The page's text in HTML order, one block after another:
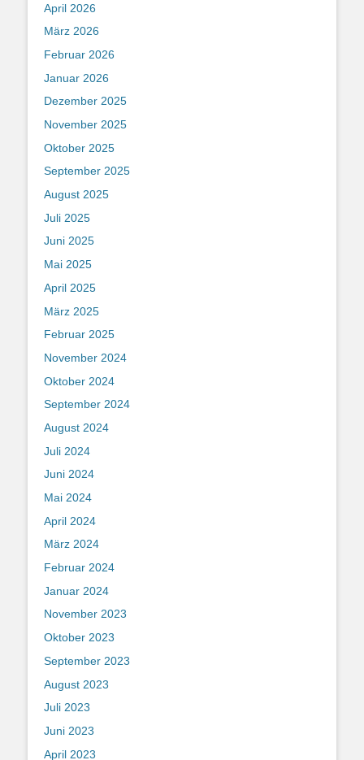
April 2026
März 2026
Februar 2026
Januar 2026
Dezember 2025
November 2025
Oktober 2025
September 2025
August 2025
Juli 2025
Juni 2025
Mai 2025
April 2025
März 2025
Februar 2025
November 2024
Oktober 2024
September 2024
August 2024
Juli 2024
Juni 2024
Mai 2024
April 2024
März 2024
Februar 2024
Januar 2024
November 2023
Oktober 2023
September 2023
August 2023
Juli 2023
Juni 2023
April 2023